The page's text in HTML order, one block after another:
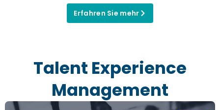
Erfahren Sie mehr
Talent Experience
Management